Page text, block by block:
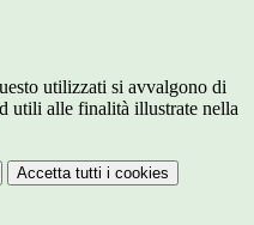
utilizzati si avvalgono di
utili alle finalità illustrate nella
Accetta tutti i cookies